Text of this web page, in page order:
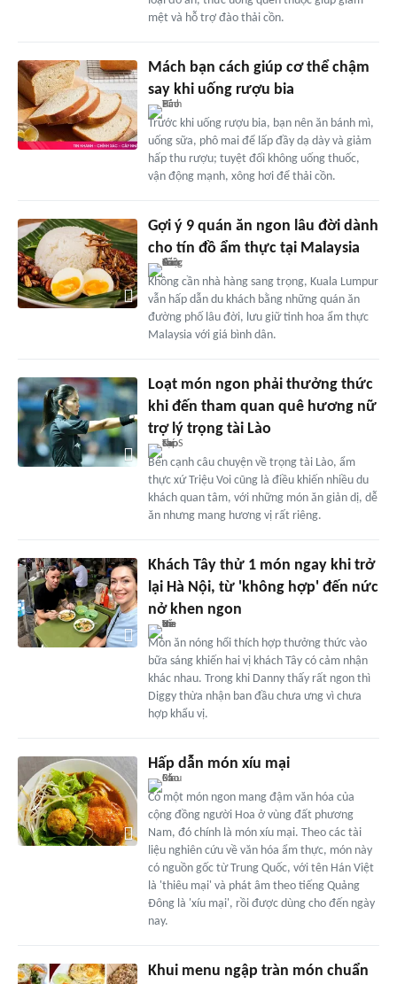
mệt và hỗ trợ đào thải cồn.
Mách bạn cách giúp cơ thể chậm
say khi uống rượu bia
Trước khi uống rượu bia, bạn nên ăn bánh mì,
uống sữa, phô mai để lấp đầy dạ dày và giảm
hấp thu rượu; tuyệt đối không uống thuốc,
vận động mạnh, xông hơi để thải cồn.
Gợi ý 9 quán ăn ngon lâu đời dành
cho tín đồ ẩm thực tại Malaysia
Không cần nhà hàng sang trọng, Kuala Lumpur
vẫn hấp dẫn du khách bằng những quán ăn
đường phố lâu đời, lưu giữ tinh hoa ẩm thực
Malaysia với giá bình dân.
Loạt món ngon phải thưởng thức
khi đến tham quan quê hương nữ
trợ lý trọng tài Lào
Bên cạnh câu chuyện về trọng tài Lào, ẩm
thực xứ Triệu Voi cũng là điều khiến nhiều du
khách quan tâm, với những món ăn giản dị, dễ
ăn nhưng mang hương vị rất riêng.
Khách Tây thử 1 món ngay khi trở
lại Hà Nội, từ 'không hợp' đến nức
nở khen ngon
Món ăn nóng hổi thích hợp thưởng thức vào
bữa sáng khiến hai vị khách Tây có cảm nhận
khác nhau. Trong khi Danny thấy rất ngon thì
Diggy thừa nhận ban đầu chưa ưng vì chưa
hợp khẩu vị.
Hấp dẫn món xíu mại
Có một món ngon mang đậm văn hóa của
cộng đồng người Hoa ở vùng đất phương
Nam, đó chính là món xíu mại. Theo các tài
liệu nghiên cứu về văn hóa ẩm thực, món này
có nguồn gốc từ Trung Quốc, với tên Hán Việt
là 'thiêu mại' và phát âm theo tiếng Quảng
Ðông là 'xíu mại', rồi được dùng cho đến ngày
nay.
Khui menu ngập tràn món chuẩn